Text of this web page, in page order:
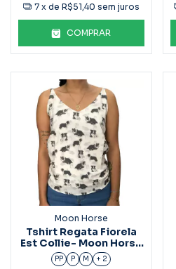
7 x de R$51,40 sem juros
COMPRAR
Moon Horse
Tshirt Regata Fiorela
Est Collie- Moon Horse
- V143
PP P M + 2